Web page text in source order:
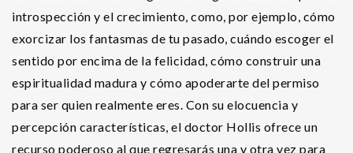
introspección y el crecimiento, como, por ejemplo, cómo
exorcizar los fantasmas de tu pasado, cuándo escoger el
sentido por encima de la felicidad, cómo construir una
espiritualidad madura y cómo apoderarte del permiso
para ser quien realmente eres. Con su elocuencia y
percepción características, el doctor Hollis ofrece un
recurso poderoso al que regresarás una y otra vez para